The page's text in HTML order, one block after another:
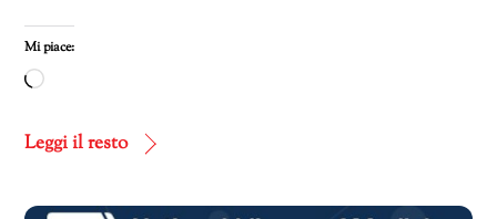
Mi piace:
Caricamento
corso…
Leggi il resto